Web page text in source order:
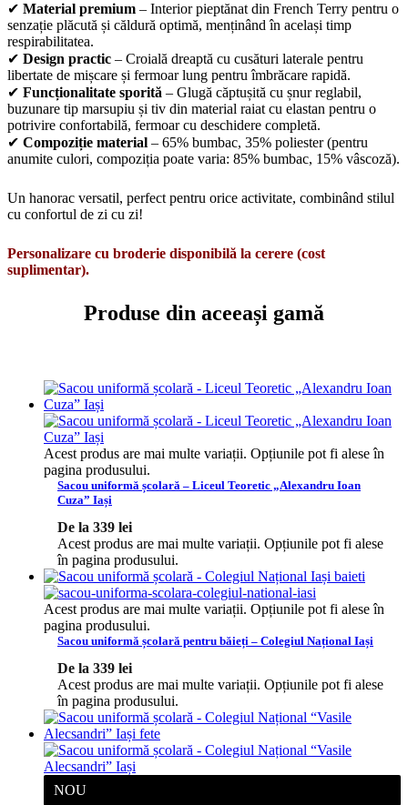
✔ Material premium – Interior pieptănat din French Terry pentru o
senzație plăcută și căldură optimă, menținând în același timp
respirabilitatea.
✔ Design practic – Croială dreaptă cu cusături laterale pentru
libertate de mișcare și fermoar lung pentru îmbrăcare rapidă.
✔ Funcționalitate sporită – Glugă căptușită cu șnur reglabil,
buzunare tip marsupiu și tiv din material raiat cu elastan pentru o
potrivire confortabilă, fermoar cu deschidere completă.
✔ Compoziție material – 65% bumbac, 35% poliester (pentru
anumite culori, compoziția poate varia: 85% bumbac, 15% vâscoză).
Un hanorac versatil, perfect pentru orice activitate, combinând stilul
cu confortul de zi cu zi!
Personalizare cu broderie disponibilă la cerere (cost
suplimentar).
Produse din aceeași gamă
Acest produs are mai multe variații. Opțiunile pot fi alese în
pagina produsului.
Sacou uniformă școlară – Liceul Teoretic „Alexandru Ioan
Cuza” Iași
De la 339 lei
Acest produs are mai multe variații. Opțiunile pot fi alese
în pagina produsului.
Acest produs are mai multe variații. Opțiunile pot fi alese în
pagina produsului.
Sacou uniformă școlară pentru băieți – Colegiul Național Iași
De la 339 lei
Acest produs are mai multe variații. Opțiunile pot fi alese
în pagina produsului.
NOU